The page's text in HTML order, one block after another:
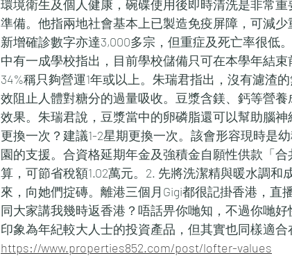
環境衛生及個人健康，碗碟使用後即時清洗是非常
準備。他指兩地社會基本上已製造免疫屏障，可減
新增確診數字亦達3,000多宗，但重症及死亡率很低
中有一成學校指出，目前學校儲備只可在本學年結束
34%稱只夠營運1年或以上。朱瑞君指出，沒有濾渣
效阻止人體對糖分的過量吸收。豆漿含鎂、鈣等營
效果。朱瑞君說，豆漿當中的卵磷脂還可以幫助腦
更換一次？建議1-2星期更換一次。該會形容現時是
園的支援。合資格延期年金及強積金自願性供款「
算，可節省稅額1.02萬元。2. 先將洗潔精與暖水調
來，向她們掟磚。離港三個月Gigi都很記掛香港，直
同大家講我幾時返香港？唔話畀你哋知，不過你哋
印象為年紀較大人士的投資產品，但其實也同樣適合
https://www.properties852.com/post/lofter-values